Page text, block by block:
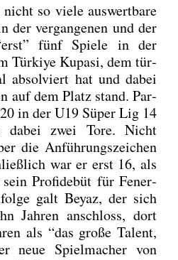
so vie­le aus­wert­ba­re
der ver­gan­ge­nen und der
fünf Spie­le in der
Tür­ki­ye Kupa­si, dem tür­
absol­viert hat und dabei
auf dem Platz stand. Par­
in der U19 Süper Lig 14
dabei zwei Tore. Nicht
die Anfüh­rungs­zei­chen
war er erst 16, als
sein Pro­fi­de­büt für Fener­
galt Bey­az, der sich
Jah­ren anschloss, dort
als “das gro­ße Talent,
neue Spiel­ma­cher von